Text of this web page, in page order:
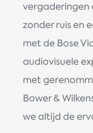
vergaderingen
zonder ruis en
met de Bose
audiovisuele
met
Bower &
we altijd de